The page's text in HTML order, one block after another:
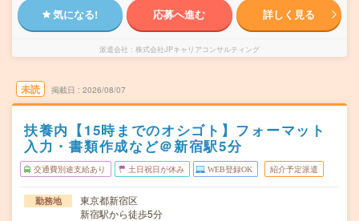
気になる! 応募へ進む 詳しく見る
派遣会社 株式会社JPキャリアコンサルティング
未読 掲載日 2026/08/07
扶養内【15時までのオシゴト】フォーマット
入力・書類作成など＠新宿駅5分
交通費別途支給あり 土日祝日が休み WEB登録OK 紹介予定派遣
勤務地
東京都新宿区
新宿駅から徒歩5分